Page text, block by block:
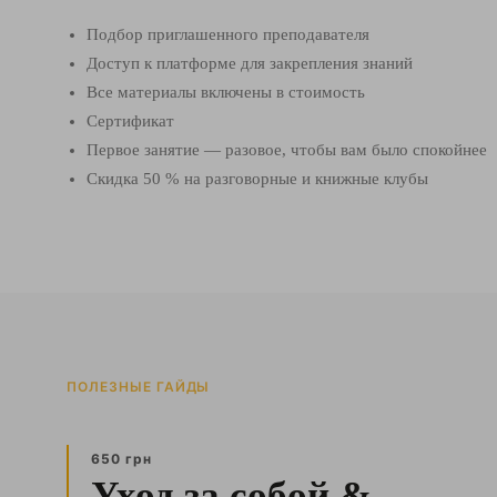
Подбор приглашенного преподавателя
Доступ к платформе для закрепления знаний
Все материалы включены в стоимость
Сертификат
Первое занятие — разовое, чтобы вам было спокойнее
Скидка 50 % на разговорные и книжные клубы
ПОЛЕЗНЫЕ ГАЙДЫ
650 грн